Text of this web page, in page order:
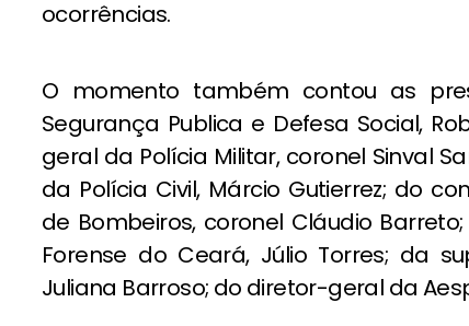
ocorrências.
O momento também contou as
Segurança Publica e Defesa Social,
geral da Polícia Militar, coronel Sinval
da Polícia Civil, Márcio Gutierrez; do
de Bombeiros, coronel Cláudio
Forense do Ceará, Júlio Torres; da
Juliana Barroso; do diretor-geral da